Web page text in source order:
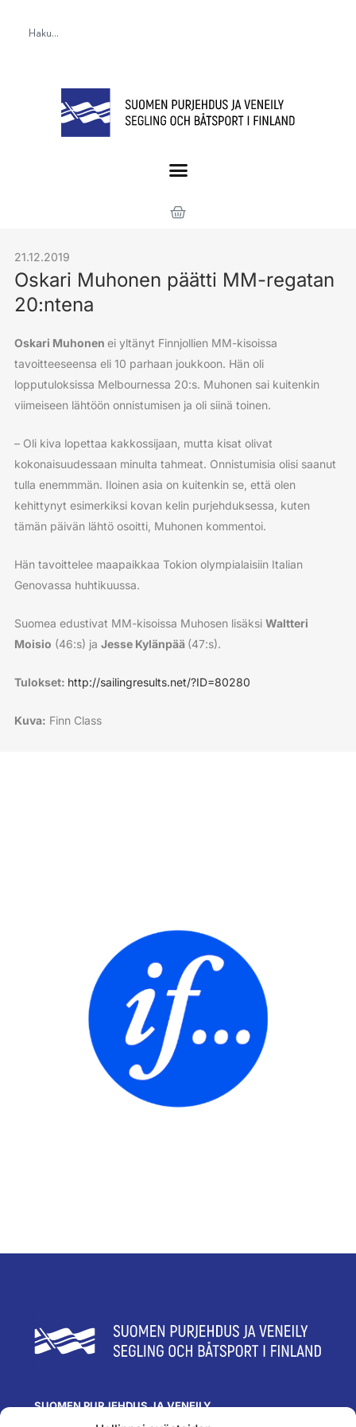
21.12.2019
Oskari Muhonen päätti MM-regatan
20:ntena
Oskari Muhonen ei yltänyt Finnjollien MM-kisoissa
tavoitteeseensa eli 10 parhaan joukkoon. Hän oli
lopputuloksissa Melbournessa 20:s. Muhonen sai kuitenkin
viimeiseen lähtöön onnistumisen ja oli siinä toinen.
– Oli kiva lopettaa kakkossijaan, mutta kisat olivat
kokonaisuudessaan minulta tahmeat. Onnistumisia olisi saanut
tulla enemmmän. Iloinen asia on kuitenkin se, että olen
kehittynyt esimerkiksi kovan kelin purjehduksessa, kuten
tämän päivän lähtö osoitti, Muhonen kommentoi.
Hän tavoittelee maapaikkaa Tokion olympialaisiin Italian
Genovassa huhtikuussa.
Suomea edustivat MM-kisoissa Muhosen lisäksi Waltteri
Moisio (46:s) ja Jesse Kylänpää (47:s).
Tulokset: http://sailingresults.net/?ID=80280
Kuva: Finn Class
SUOMEN PURJEHDUS JA VENEILY